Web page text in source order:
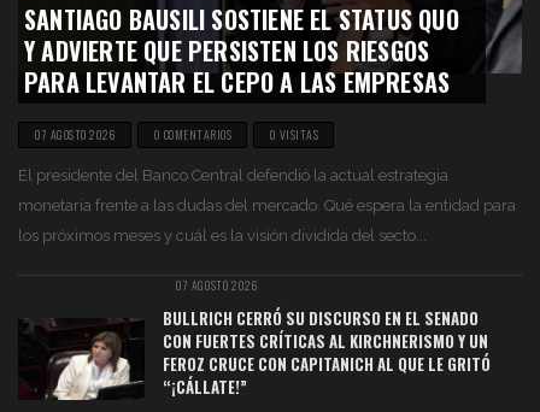
SANTIAGO BAUSILI SOSTIENE EL STATUS QUO
Y ADVIERTE QUE PERSISTEN LOS RIESGOS
PARA LEVANTAR EL CEPO A LAS EMPRESAS
07 AGOSTO 2026 0 COMENTARIOS 0 VISITAS
El presidente del Banco Central defendió la actual estrategia
monetaria frente a las dudas del mercado. Qué espera la entidad para
los próximos meses y cuál es la visión dividida del secto...
07 AGOSTO 2026
BULLRICH CERRÓ SU DISCURSO EN EL SENADO
CON FUERTES CRÍTICAS AL KIRCHNERISMO Y UN
FEROZ CRUCE CON CAPITANICH AL QUE LE GRITÓ
“¡CÁLLATE!”